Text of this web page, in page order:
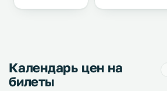
Календарь цен на
билеты